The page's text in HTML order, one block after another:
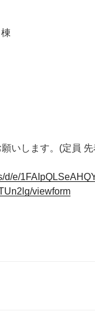
いします。(定員
d/e/
viewform